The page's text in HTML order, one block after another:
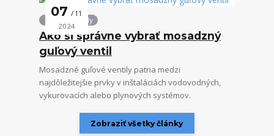
07 11
2024
Guľové ventily
Ako si správne vybrať mosadzný
guľový ventil
Mosadzné guľové ventily patria medzi
najdôležitejšie prvky v inštaláciách vodovodných,
vykurovacích alebo plynových systémov.
Zobraziť všetky články